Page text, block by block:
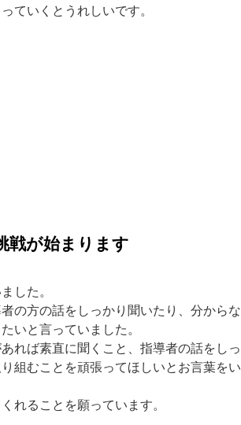
ていくとうれしいです。
戦が始まります
した。
の方の話をしっかり聞いたり、分からな
いと言っていました。
れば素直に聞くこと、指導者の話をしっ
組むことを頑張ってほしいとお言葉をい
れることを願っています。